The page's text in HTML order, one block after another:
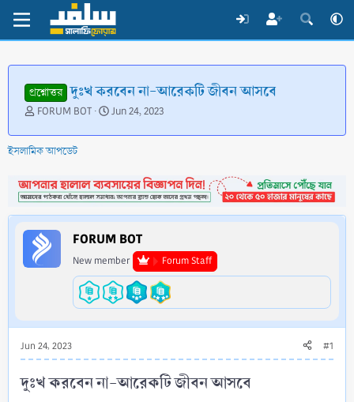
প্রশ্নোত্তর দুঃখ করবেন না-আরেকটি জীবন আসবে
T
r
e
d
s
t
a
r
t
FORUM BOT
S
a
d
a
t
e
Jun 24, 2023
ইসলামিক আপডেট
FORUM BOT
New member Forum Staff
Jun 24, 2023 #1
দুঃখ করবেন না-আরেকটি জীবন আসবে​